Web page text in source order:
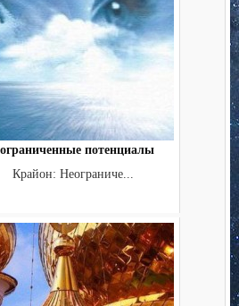
потенциалы
Неограниче...